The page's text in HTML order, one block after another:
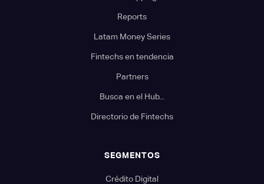
Reports
Latam Money Series
Fintechs en tendencia
Partners
Busca en el Hub...
Directorio de Fintechs
SEGMENTOS
Crédito Digital